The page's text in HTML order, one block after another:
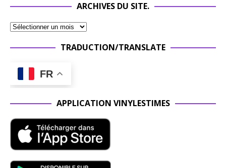
ARCHIVES DU SITE.
TRADUCTION/TRANSLATE
FR
APPLICATION VINYLESTIMES